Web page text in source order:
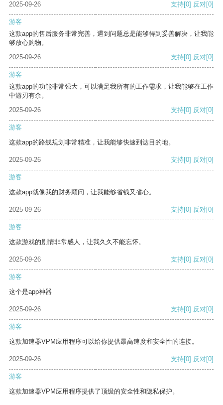
2025-09-26 支持[0] 反对[0]
游客
这款app的售后服务非常完善，遇到问题总是能够得到妥善解决，让我能
够放心购物。
2025-09-26
支持[0] 反对[0]
游客
这款app的功能非常强大，可以满足我所有的工作需求，让我能够在工作
中游刃有余。
2025-09-26
支持[0] 反对[0]
游客
这款app的路线规划非常精准，让我能够快速到达目的地。
2025-09-26 支持[0] 反对[0]
游客
这款app就像我的财务顾问，让我能够省钱又省心。
2025-09-26 支持[0] 反对[0]
游客
这款游戏的剧情非常感人，让我久久不能忘怀。
2025-09-26 支持[0] 反对[0]
游客
这个是app神器
2025-09-26 支持[0] 反对[0]
游客
这款加速器VPM应用程序可以给你提供最高速度和安全性的连接。
2025-09-26 支持[0] 反对[0]
游客
这款加速器VPM应用程序提供了顶级的安全性和隐私保护。